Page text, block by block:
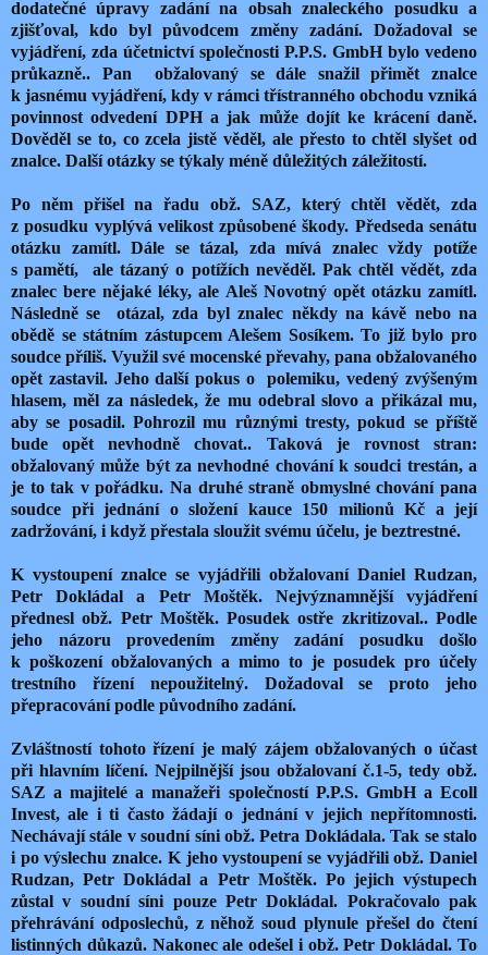
dodatečné úpravy zadání na obsah znaleckého posudku a
zjišťoval, kdo byl původcem změny zadání. Dožadoval se
vyjádření, zda účetnictví společnosti P.P.S. GmbH bylo vedeno
průkazně.. Pan
obžalovaný se dále snažil přimět znalce
k jasnému vyjádření, kdy v rámci třístranného obchodu vzniká
povinnost odvedení DPH a jak může dojít ke krácení daně.
Dověděl se to, co zcela jistě věděl, ale přesto to chtěl slyšet od
znalce. Další otázky se týkaly méně důležitých záležitostí.
Po něm přišel na řadu obž. SAZ, který chtěl vědět, zda
z posudku vyplývá velikost způsobené škody. Předseda senátu
otázku zamítl. Dále se tázal, zda mívá znalec vždy potíže
s pamětí,
ale tázaný o potížích nevěděl. Pak chtěl vědět, zda
znalec bere nějaké léky, ale Aleš Novotný opět otázku zamítl.
Následně se
otázal, zda byl znalec někdy na kávě nebo na
obědě se státním zástupcem Alešem Sosíkem. To již bylo pro
soudce příliš. Využil své mocenské převahy, pana obžalovaného
opět zastavil. Jeho další pokus o
polemiku, vedený zvýšeným
hlasem, měl za následek, že mu odebral slovo a přikázal mu,
aby se posadil. Pohrozil mu různými tresty, pokud se příště
bude opět nevhodně chovat.. Taková je rovnost stran:
obžalovaný může být za nevhodné chování k soudci trestán, a
je to tak v pořádku. Na druhé straně obmyslné chování pana
soudce při jednání o složení kauce 150 milionů Kč a její
zadržování, i když přestala sloužit svému účelu, je beztrestné.
K vystoupení znalce se vyjádřili obžalovaní Daniel Rudzan,
Petr Dokládal a Petr Moštěk. Nejvýznamnější vyjádření
přednesl obž. Petr Moštěk. Posudek ostře zkritizoval.. Podle
jeho názoru provedením změny zadání posudku došlo
k poškození obžalovaných a mimo to je posudek pro účely
trestního řízení nepoužitelný. Dožadoval se proto jeho
přepracování podle původního zadání.
Zvláštností tohoto řízení je malý zájem obžalovaných o účast
při hlavním líčení. Nejpilnější jsou obžalovaní č.1-5, tedy obž.
SAZ a majitelé a manažeři společností P.P.S. GmbH a Ecoll
Invest, ale i ti často žádají o jednání v jejich nepřítomnosti.
Nechávají stále v soudní síni obž. Petra Dokládala. Tak se stalo
i po výslechu znalce. K jeho vystoupení se vyjádřili obž. Daniel
Rudzan, Petr Dokládal a Petr Moštěk. Po jejich výstupech
zůstal v soudní síni pouze Petr Dokládal. Pokračovalo pak
přehrávání odposlechů, z něhož soud plynule přešel do čtení
listinných důkazů. Nakonec ale odešel i obž. Petr Dokládal. To